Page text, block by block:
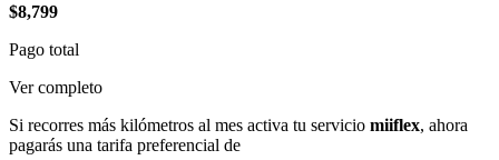
$8,799
Pago total
Ver completo
Si recorres más kilómetros al mes activa tu servicio miiflex, ahora
pagarás una tarifa preferencial de